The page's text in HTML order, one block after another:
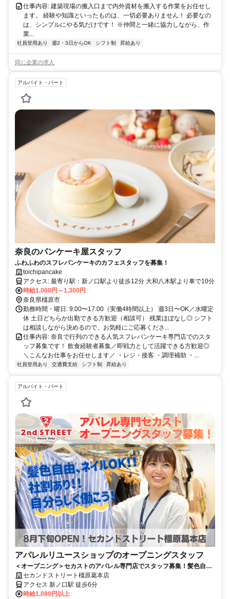
仕事内容: 建築現場の搬入口まで内外資材を搬入する作業をお任せし
ます。 経験や知識といったものは、一切必要ありません！ 必要なの
は、シンプルにやる気だけです！ ※仲間と一緒に協力しながら、作
業...
社員登用あり 週2・3日からOK シフト制 昇給あり
同じ企業の求人
アルバイト・パート
奈良のパンケーキ屋スタッフ
ふわふわのスフレパンケーキのカフェスタッフを募集！
toichipancake
アクセス: 最寄り駅：新ノ口駅より徒歩12分 大和八木駅より車で10分
時給1,060円～1,300円
奈良県橿原市
勤務時間・曜日: 9:00〜17:00（実働4時間以上） 週3日〜OK／水曜定
休 土日どちらか出勤できる方歓迎（相談可） 残業ほぼなし◎ シフト
は相談しながら決めるので、お気軽にご応募くださ...
仕事内容: 奈良で行列のできる人気スフレパンケーキ専門店でのスタ
ッフ募集です！ 飲食経験者募集／即戦力として活躍できる方歓迎◎
＼こんなお仕事をお任せします／ ・レジ・接客 ・調理補助 ・...
社員登用あり 交通費支給 シフト制 昇給あり
アルバイト・パート
アパレルリユースショップのオープニングスタッフ
＜オープニング＞セカストのアパレル専門店でスタッフ募集！髪色自由
｜ネイルOK
セカンドストリート橿原葛本店
アクセス 新ノ口駅 徒歩6分
時給1,080円以上